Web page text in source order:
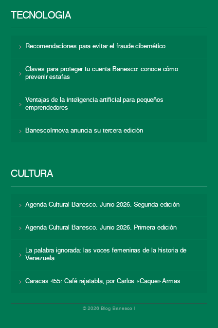
TECNOLOGÍA
Recomendaciones para evitar el fraude cibernético
Claves para proteger tu cuenta Banesco: conoce cómo
prevenir estafas
Ventajas de la inteligencia artificial para pequeños
emprendedores
BanescoInnova anuncia su tercera edición
CULTURA
Agenda Cultural Banesco. Junio 2026. Segunda edición
Agenda Cultural Banesco. Junio 2026. Primera edición
La palabra ignorada: las voces femeninas de la historia de
Venezuela
Caracas 455: Café rajatabla, por Carlos «Caque» Armas
© 2026 Blog Banesco |